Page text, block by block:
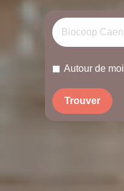
Autour de moi
Trouver